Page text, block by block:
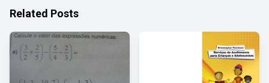
Related Posts